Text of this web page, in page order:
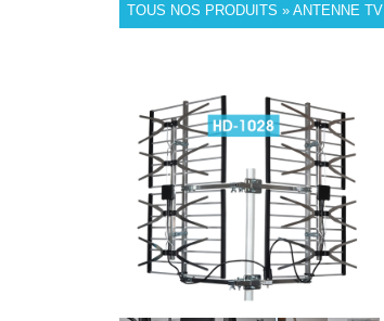
TOUS NOS PRODUITS »ANTENNE TV